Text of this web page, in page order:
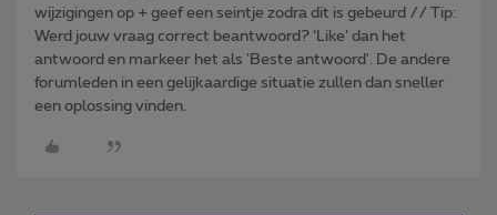
wijzigingen op + geef een seintje zodra dit is gebeurd // Tip:
Werd jouw vraag correct beantwoord? ‘Like’ dan het
antwoord en markeer het als 'Beste antwoord'. De andere
forumleden in een gelijkaardige situatie zullen dan sneller
een oplossing vinden.